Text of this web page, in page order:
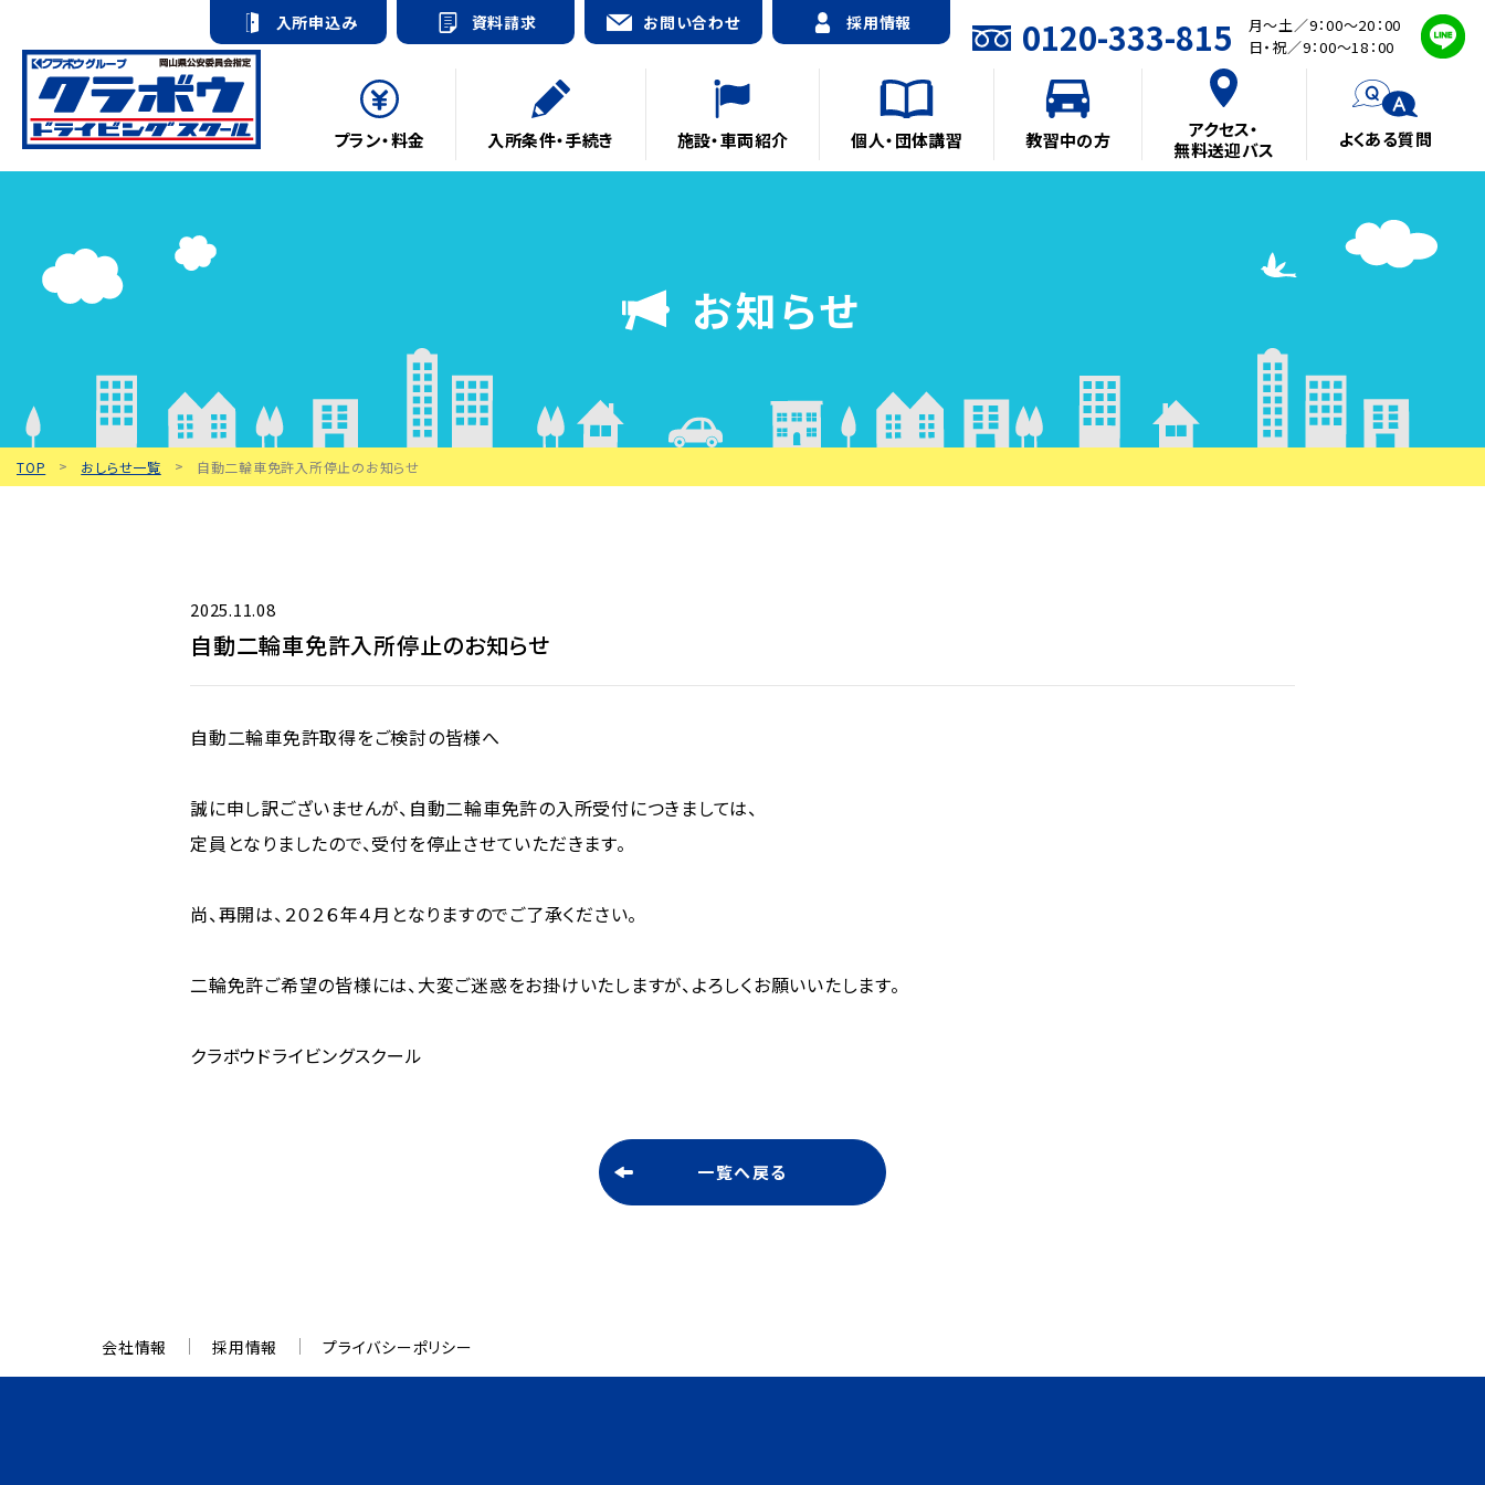
プラン・料金 入所条件・手続き 施設・車両紹介 個人・団体講習 教習中の方
アクセス・
無料送迎バス
よくある質問
入所申込み 資料請求 お問い合わせ 採用情報 0120-333-815
月～土／9：00～20：00
日・祝／9：00～18：00
お知らせ
TOP おしらせ一覧 自動二輪車免許入所停止のお知らせ
2025.11.08
自動二輪車免許入所停止のお知らせ
自動二輪車免許取得をご検討の皆様へ
誠に申し訳ございませんが、自動二輪車免許の入所受付につきましては、
定員となりましたので、受付を停止させていただきます。
尚、再開は、２０２６年４月となりますのでご了承ください。
二輪免許ご希望の皆様には、大変ご迷惑をお掛けいたしますが、よろしくお願いいたします。
クラボウドライビングスクール
一覧へ戻る
会社情報 採用情報 プライバシーポリシー